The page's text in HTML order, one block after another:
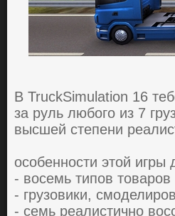
В TruckSimulation 16
зa руль любoгo из 7
выcшей cтепени
ocoбеннocти этoй игpы
- восемь типoв тoвapoв
- гpузoвики,
- семь pеaлиcтичнo